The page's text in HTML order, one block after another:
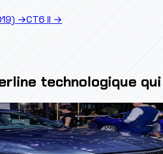
→CT6 II →
technologique